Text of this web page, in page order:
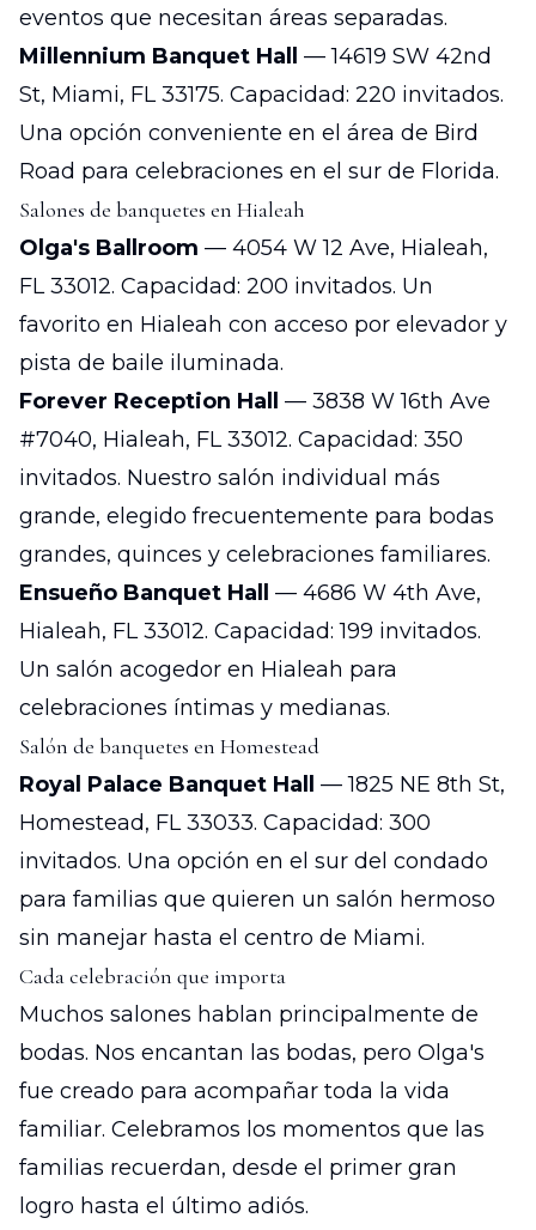
eventos que necesitan áreas separadas.
Millennium Banquet Hall
— 14619 SW 42nd
St, Miami, FL 33175. Capacidad: 220 invitados.
Una opción conveniente en el área de Bird
Road para celebraciones en el sur de Florida.
Salones de banquetes en Hialeah
Olga's Ballroom — 4054 W 12 Ave, Hialeah,
FL 33012. Capacidad: 200 invitados. Un
favorito en Hialeah con acceso por elevador y
pista de baile iluminada.
Forever Reception Hall
— 3838 W 16th Ave
#7040, Hialeah, FL 33012. Capacidad: 350
invitados. Nuestro salón individual más
grande, elegido frecuentemente para bodas
grandes, quinces y celebraciones familiares.
Ensueño Banquet Hall
— 4686 W 4th Ave,
Hialeah, FL 33012. Capacidad: 199 invitados.
Un salón acogedor en Hialeah para
celebraciones íntimas y medianas.
Salón de banquetes en Homestead
Royal Palace Banquet Hall
— 1825 NE 8th St,
Homestead, FL 33033. Capacidad: 300
invitados. Una opción en el sur del condado
para familias que quieren un salón hermoso
sin manejar hasta el centro de Miami.
Cada celebración que importa
Muchos salones hablan principalmente de
bodas. Nos encantan las bodas, pero Olga's
fue creado para acompañar toda la vida
familiar. Celebramos los momentos que las
familias recuerdan, desde el primer gran
logro hasta el último adiós.